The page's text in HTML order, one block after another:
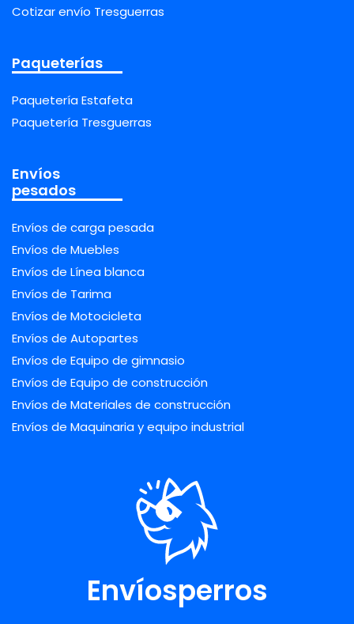
Cotizar envío Tresguerras
Paqueterías
Paquetería Estafeta
Paquetería Tresguerras
Envíos
pesados
Envíos de carga pesada
Envíos de Muebles
Envíos de Línea blanca
Envíos de Tarima
Envíos de Motocicleta
Envíos de Autopartes
Envíos de Equipo de gimnasio
Envíos de Equipo de construcción
Envíos de Materiales de construcción
Envíos de Maquinaria y equipo industrial
Envíosperros